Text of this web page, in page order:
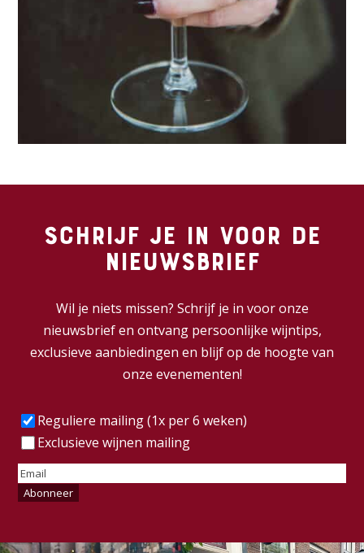
Schrijf je in voor de
nieuwsbrief
Wil je niets missen? Schrijf je in voor onze
nieuwsbrief en ontvang persoonlijke wijntips,
exclusieve aanbiedingen en blijf op de hoogte van
onze evenementen!
Frequentie(Vereist)
Reguliere mailing (1x per 6 weken)
Exclusieve wijnen mailing
E-
mailadres